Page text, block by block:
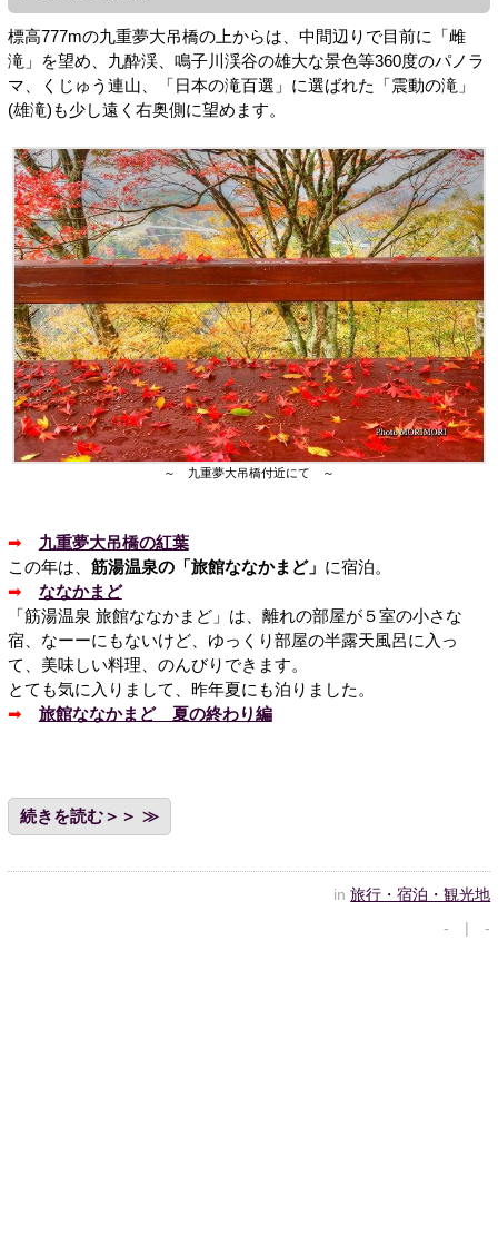
標高777mの九重夢大吊橋の上からは、中間辺りで目前に「雌
滝」を望め、九酔渓、鳴子川渓谷の雄大な景色等360度のパノラ
マ、くじゅう連山、「日本の滝百選」に選ばれた「震動の滝」
(雄滝)も少し遠く右奥側に望めます。
～ 九重夢大吊橋付近にて ～
➡
九重夢大吊橋の紅葉
この年は、 筋湯温泉の「旅館ななかまど」 に宿泊。
➡
ななかまど
「筋湯温泉 旅館ななかまど」は、離れの部屋が５室の小さな
宿、なーーにもないけど、ゆっくり部屋の半露天風呂に入っ
て、美味しい料理、のんびりできます。
とても気に入りまして、昨年夏にも泊りました。
➡
旅館ななかまど 夏の終わり編
続きを読む＞＞
in旅行・宿泊・観光地
- | -